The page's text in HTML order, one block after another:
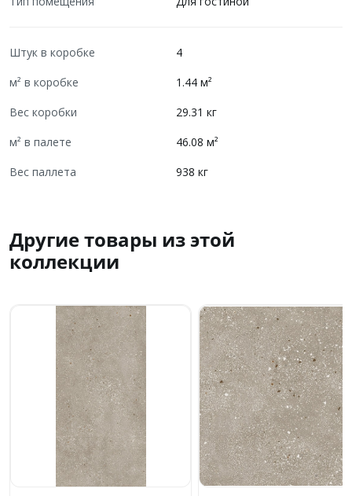
Штук в коробке
4
м² в коробке
1.44 м²
Вес коробки
29.31 кг
м² в палете
46.08 м²
Вес паллета
938 кг
Другие товары из этой
коллекции